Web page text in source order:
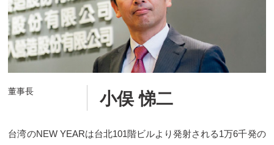
董事長 小俣 悌二
台湾のNEW YEARは台北101階ビルより発射される1万6千発の